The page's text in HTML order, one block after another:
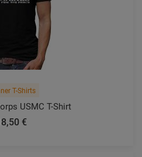
T-Shirts
USMC T-Shirt
€